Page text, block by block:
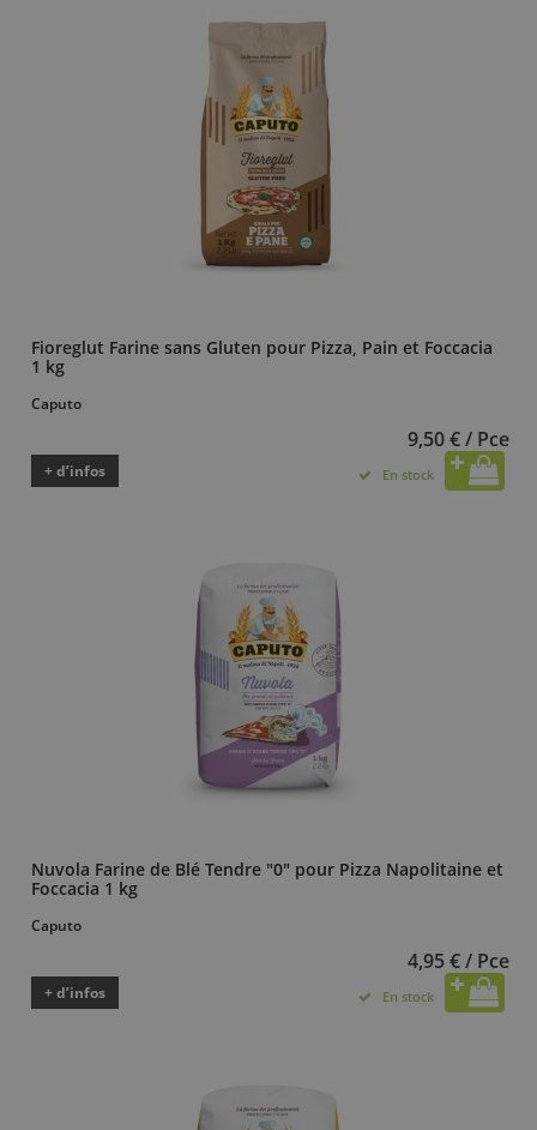
Fioreglut Farine sans Gluten pour Pizza, Pain et Foccacia
1 kg
Caputo
9,50 € / Pce
+ d’infos En stock
Nuvola Farine de Blé Tendre "0" pour Pizza Napolitaine et
Foccacia 1 kg
Caputo
4,95 € / Pce
+ d’infos En stock